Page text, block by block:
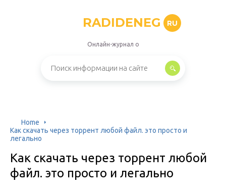
RADIDENEG RU
Онлайн-журнал о
Home
Как скачать через торрент любой файл. это просто и
легально
Как скачать через торрент любой
файл. это просто и легально